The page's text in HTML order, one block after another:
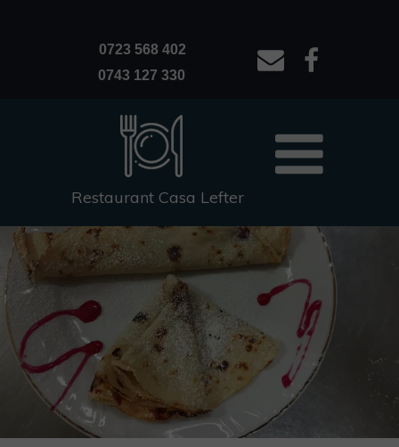
Restaurant Casa Lefter
0743 127 330
0723 568 402
0743 127 330